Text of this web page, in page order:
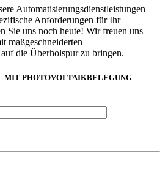
Automatisierungsdienstleistungen
Anforderungen für Ihr
Sie uns noch heute! Wir freuen uns
maßgeschneiderten
die Überholspur zu bringen.
MIT PHOTOVOLTAIKBELEGUNG